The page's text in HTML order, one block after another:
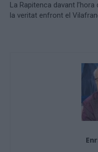
La Rapitenca davant l’hora
la veritat enfront el